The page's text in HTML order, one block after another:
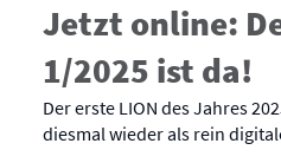
Jetzt online:
1/2025 ist da!
Der erste LION des Jahres
diesmal wieder als rein